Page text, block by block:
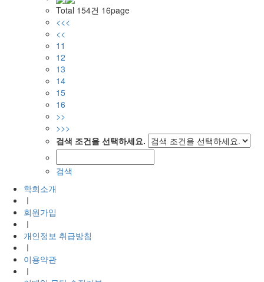
Total 154건 16page
<<<
<<
11
12
13
14
15
16
>>
>>>
검색 조건을 선택하세요.
검색
학회소개
ㅣ
회원가입
ㅣ
개인정보 취급방침
ㅣ
이용약관
ㅣ